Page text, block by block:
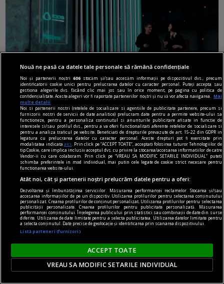
material susținut de iqos
Omid Ghannadi, creatorul instalației IQOS x
DIPLOMA: Apreciez că sînt companii care se
implică atît de vizibil în sprijinul comunității
El este omul din spatele instalației imersive IQOS
proiectată special pentru ediția de anul acesta a
festivalului DIPLOMA.
Parteneri
Nouă ne pasă ca datele tale personale să rămână confidențiale
Noi și partenerii noștri606 stocăm și/sau accesăm informații pe dispozitivul dvs., precum
identificatorii cookie unici pentru prelucrarea datelor cu caracter personal. Puteți accepta sau
gestiona alegerile dvs. făcând clic mai jos sau în orice moment, pe pagina cu politica de
confidențialitate. Aceste alegeri vor fi raportate partenerilor noștri și nu vă vor afecta navigarea.
Mai
multe detalii
Noi si partenerii nostri (retelele de socializare si agentiile de publicitate partenere, precum si
furnizorii nostri de servicii de date analitice) prelucram date pentru a permite website-ului sa
functioneze, pentru a personaliza continutul si anunturile publicitare afisate in functie de
interesele si/sau profilul dvs., pentru a va oferi functionalitati aferente retelelor de socializare si
pentru a analiza traficul pe website. Beneficiati de drepturile prevazute de art. 15-22 din GDPR in
legatura cu prelucrarea datelor cu caracter personal. Aceste drepturi pot fi exercitate prin
modalitatea indicataaici
. Prin click pe “ACCEPT TOATE”, acceptati folosirea tuturor Tehnologiilor de
tip Cookie, care implica inclusiv acceptul dvs. cu privire la stocarea/accesarea informatiilor de catre
Vendor-ii cu care colaboram. Prin click pe “VREAU SA MODIFIC SETARILE INDIVIDUAL” puteti
schimba preferintele in mod individual, mai putin cele legate de cookie strict necesare pentru
functionarea website-ului.
Atât noi, cât și partenerii noștri prelucrăm datele pentru a oferi:
Dezvoltarea și îmbunătățirea serviciilor. Măsurarea performanței reclamelor. Stocarea și/sau
accesarea informațiilor de pe un dispozitiv. Utilizarea profilurilor pentru selectarea conținutului
personalizat. Crearea profilurilor de conținut personalizat. Utilizarea profilurilor pentru selectarea
publicității personalizate. Crearea profilurilor pentru publicitate personalizată. Măsurarea
performanței conținutului. Înțelegerea publicului prin statistici sau combinații de date din surse
diferite. Utilizarea de date limitate pentru a selecta publicitatea. Utilizarea datelor limitate pentru
a selecta conținutul. Date precise de geolocație și identificarea prin scanarea dispozitivului.
Listă parteneri (furnizori)
ACCEPT TOATE
VREAU SA MODIFIC SETARILE INDIVIDUAL